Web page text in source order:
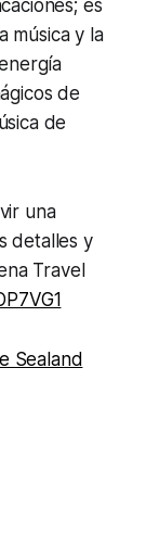
es
música y la
de
de
una
detalles y
Travel
Sealand